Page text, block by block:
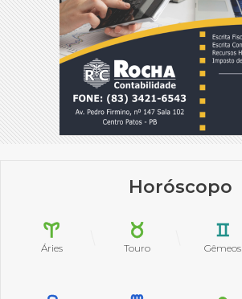
Horóscopo
Áries Touro Gêmeos